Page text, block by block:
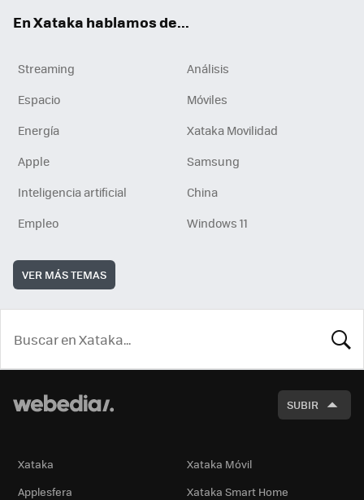
En Xataka hablamos de...
Streaming
Análisis
Espacio
Móviles
Energía
Xataka Movilidad
Apple
Samsung
Inteligencia artificial
China
Empleo
Windows 11
VER MÁS TEMAS
SUBIR
Xataka
Xataka Móvil
Applesfera
Xataka Smart Home